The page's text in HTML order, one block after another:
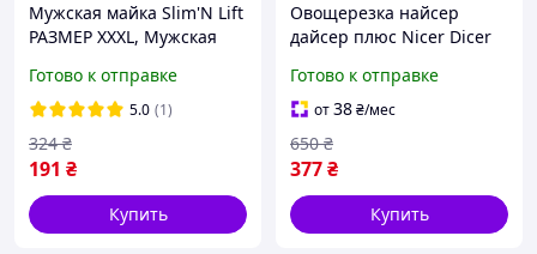
Мужская майка Slim'N Lift
РАЗМЕР XXXL, Мужская
XXXL
Готово к отправке
5.0 (1)
191 ₴
324 ₴
Купить
Овощерезка найсер
дайсер плюс Nicer Dicer
Готово к отправке
от38₴/мес
377₴
650 ₴
Купить